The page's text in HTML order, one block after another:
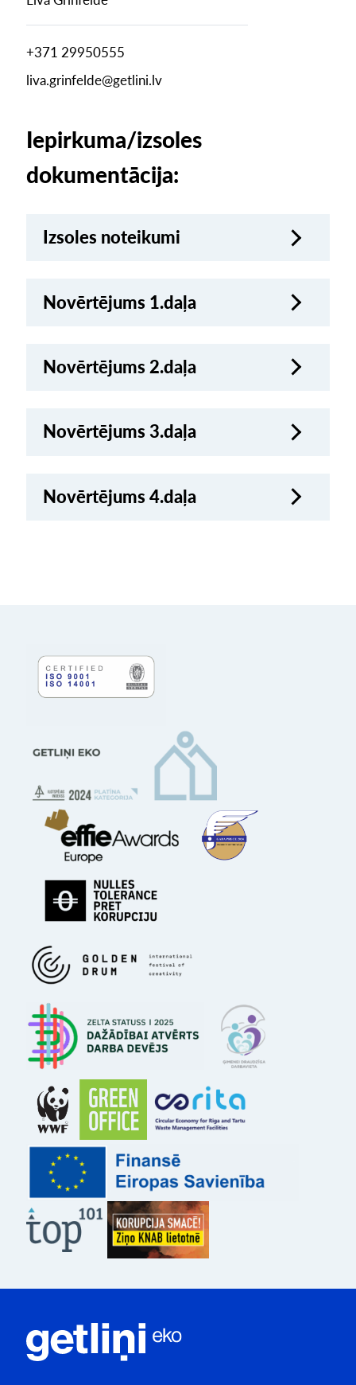
+371 29950555
liva.grinfelde@getlini.lv
Iepirkuma/izsoles
dokumentācija:
Izsoles noteikumi
Novērtējums 1.daļa
Novērtējums 2.daļa
Novērtējums 3.daļa
Novērtējums 4.daļa